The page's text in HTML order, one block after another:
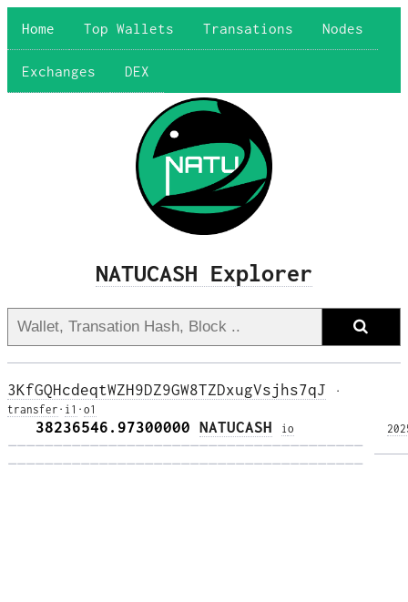
Home Top Wallets Transations Nodes
Exchanges DEX
NATUCASH Explorer
3KfGQHcdeqtWZH9DZ9GW8TZDxugVsjhs7qJ
·
transfer · i1 · o1
   38236546.97300000
NATUCASH io
———————————————————————————————————————
———————————————————————————————————————